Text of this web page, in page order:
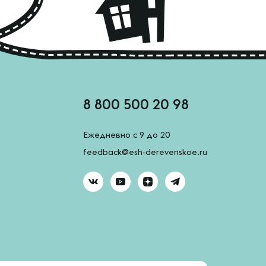
8 800 500 20 98
Ежедневно с 9 до 20
feedback@esh-derevenskoe.ru